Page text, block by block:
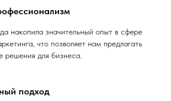
накопила значительный опыт в сфере
что позволяет нам предлагать
решения для бизнеса.
подход